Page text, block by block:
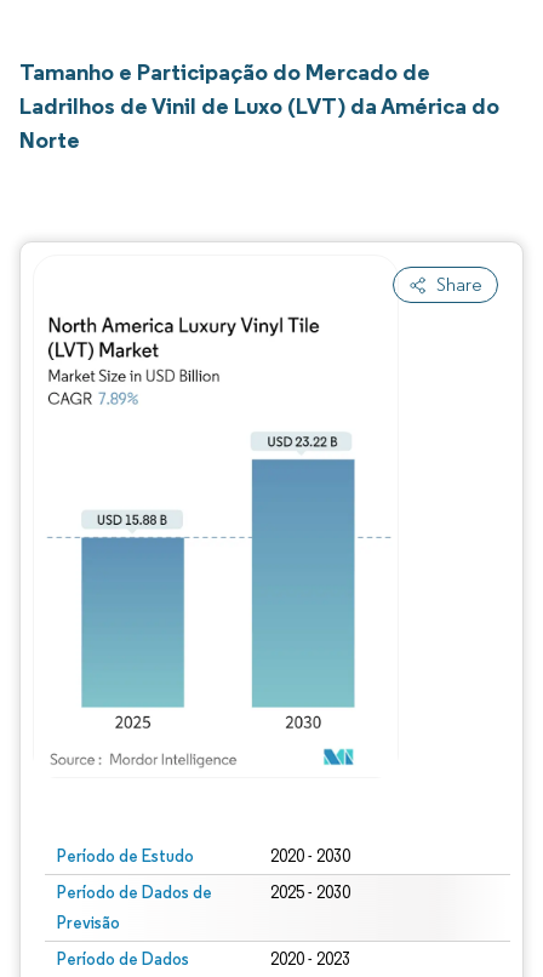
Tamanho e Participação do Mercado de
Ladrilhos de Vinil de Luxo (LVT) da América do
Norte
Share
Período de Estudo 2020 - 2030
Período de Dados de
Previsão
2025 - 2030
Período de Dados
2020 - 2023